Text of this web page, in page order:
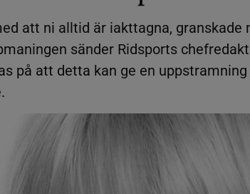
att ni alltid är iakttagna,
sänder Ridsports
på att detta kan ge en